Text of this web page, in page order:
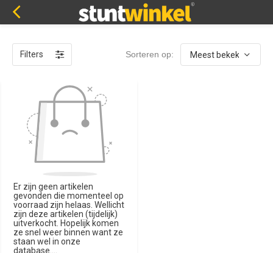
Filters Sorteren op:
Er zijn geen artikelen
gevonden die momenteel op
voorraad zijn helaas. Wellicht
zijn deze artikelen (tijdelijk)
uitverkocht. Hopelijk komen
ze snel weer binnen want ze
staan wel in onze
database....